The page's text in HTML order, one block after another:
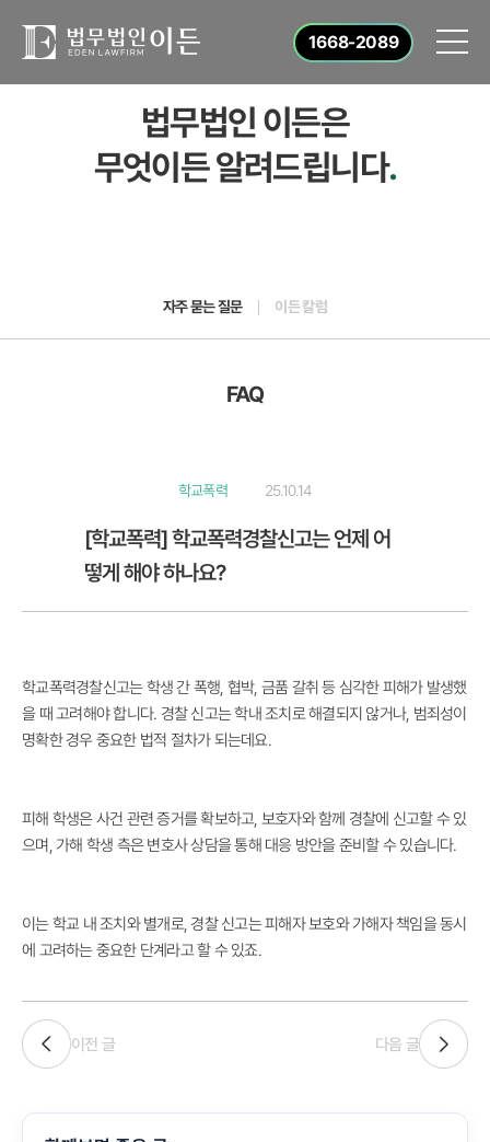
1668-2089
법무법인 이든은
무엇이든 알려드립니다.
자주 묻는 질문 이든 칼럼
FAQ
학교폭력 25.10.14
[학교폭력] 학교폭력경찰신고는 언제 어
떻게 해야 하나요?
학교폭력경찰신고는 학생 간 폭행, 협박, 금품 갈취 등 심각한 피해가 발생했
을 때 고려해야 합니다. 경찰 신고는 학내 조치로 해결되지 않거나, 범죄성이
명확한 경우 중요한 법적 절차가 되는데요.
피해 학생은 사건 관련 증거를 확보하고, 보호자와 함께 경찰에 신고할 수 있
으며, 가해 학생 측은 변호사 상담을 통해 대응 방안을 준비할 수 있습니다.
이는 학교 내 조치와 별개로, 경찰 신고는 피해자 보호와 가해자 책임을 동시
에 고려하는 중요한 단계라고 할 수 있죠.
이전 글 다음 글